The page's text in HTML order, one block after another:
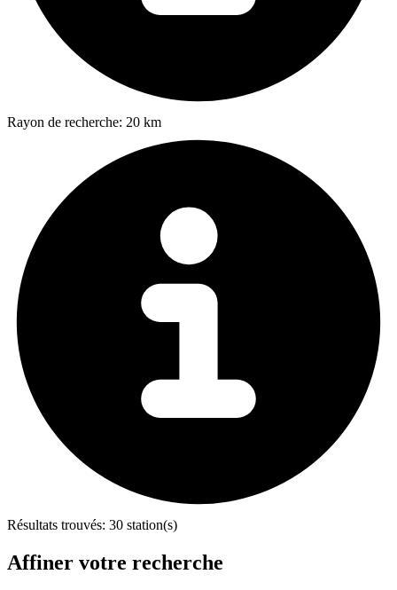
Rayon de recherche: 20 km
Résultats trouvés: 30 station(s)
Affiner votre recherche